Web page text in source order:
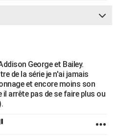
George et Bailey.
de la série je n'ai jamais
et encore moins son
il arrête pas de se faire plus ou